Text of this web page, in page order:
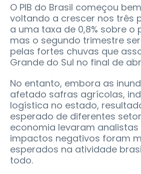
O PIB do Brasil começou
voltando a crescer nos três
a uma taxa de 0,8% sobre o
mas o segundo trimestre
pelas fortes chuvas que
Grande do Sul no final de
No entanto, embora as
afetado safras agrícolas,
logística no estado,
esperado de diferentes
economia levaram
impactos negativos foram
esperados na atividade
todo.